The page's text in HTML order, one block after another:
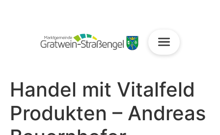
Handel mit Vitalfeld
Produkten – Andreas